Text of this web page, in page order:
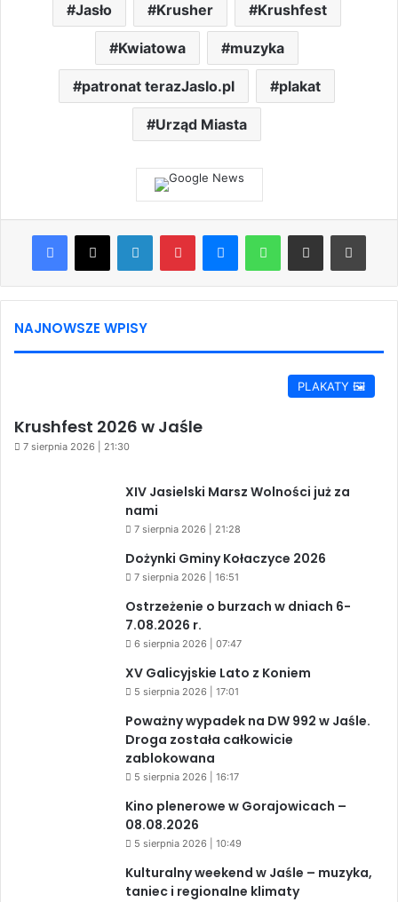
Jasło Krusher Krushfest
Kwiatowa muzyka
patronat terazJaslo.pl plakat
Urząd Miasta
Facebook
X LinkedInPinterestMessengerWhatsAppShare via Email Print
NAJNOWSZE WPISY
PLAKATY 🖼️
Krushfest 2026 w Jaśle
7 sierpnia 2026 | 21:30
XIV Jasielski Marsz Wolności już za
nami
7 sierpnia 2026 | 21:28
Dożynki Gminy Kołaczyce 2026
7 sierpnia 2026 | 16:51
Ostrzeżenie o burzach w dniach 6-
7.08.2026 r.
6 sierpnia 2026 | 07:47
XV Galicyjskie Lato z Koniem
5 sierpnia 2026 | 17:01
Poważny wypadek na DW 992 w Jaśle.
Droga została całkowicie
zablokowana
5 sierpnia 2026 | 16:17
Kino plenerowe w Gorajowicach –
08.08.2026
5 sierpnia 2026 | 10:49
Kulturalny weekend w Jaśle – muzyka,
taniec i regionalne klimaty